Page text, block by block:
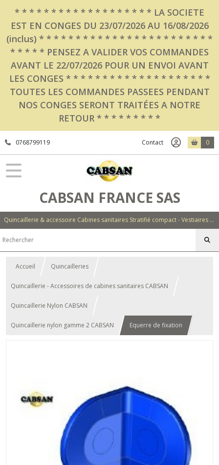
* * * * * * * * * * * * * * * * * * * LA SOCIETE
EST EN CONGES DU 23/07/2026 AU 16/08/2026
(inclus) * * * * * * * * * * * * * * * * * * * * * * * *
* * * * * PENSEZ A VALIDER VOS COMMANDES
AVANT LE 22/07/2026 POUR UN ENVOI AVANT
LES CONGES * * * * * * * * * * * * * * * * * * * *
TOUTES LES COMMANDES PASSEES PENDANT
NOS CONGES SERONT TRAITÉES A NOTRE
RETOUR * * * * * * * * *
0768799119 Contact 0
CABSAN FRANCE SAS
Quincaillerie & accessoire Cabines sanitaires Stratifié compact - Vestiaires - Casiers - Bancs - Equipements - Collectivités - Hôtellerie
Accueil Quincailleries
Quincaillerie - Accessoires de cabines sanitaires CABSAN
Quincaillerie Nylon CABSAN
Quincaillerie nylon gamme 2 CABSAN Equerre de fixation